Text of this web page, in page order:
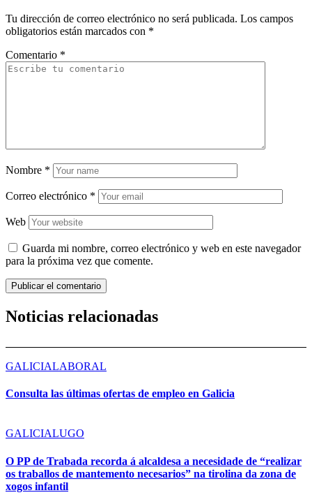
Tu dirección de correo electrónico no será publicada. Los campos
obligatorios están marcados con *
Comentario *
Nombre *
Correo electrónico *
Web
Guarda mi nombre, correo electrónico y web en este navegador
para la próxima vez que comente.
Noticias relacionadas
GALICIALABORAL
Consulta las últimas ofertas de empleo en Galicia
GALICIALUGO
O PP de Trabada recorda á alcaldesa a necesidade de “realizar
os traballos de mantemento necesarios” na tirolina da zona de
xogos infantil